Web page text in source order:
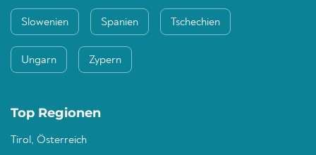
Slowenien Spanien Tschechien
Ungarn Zypern
Top Regionen
Tirol, Österreich